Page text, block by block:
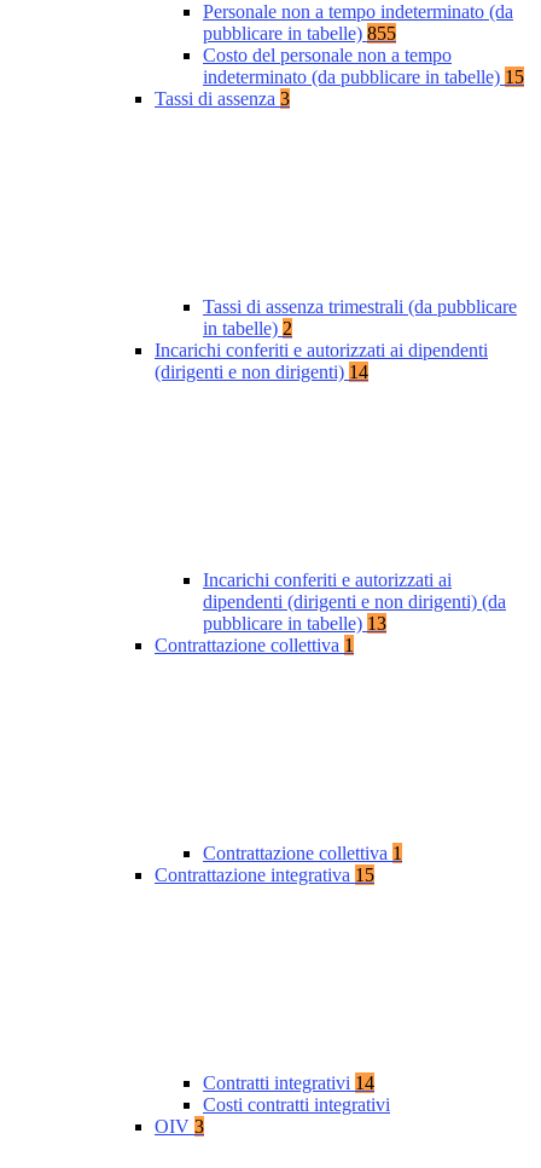
Personale non a tempo indeterminato (da
pubblicare in tabelle) 855
Costo del personale non a tempo
indeterminato (da pubblicare in tabelle) 15
Tassi di assenza 3
Tassi di assenza trimestrali (da pubblicare
in tabelle) 2
Incarichi conferiti e autorizzati ai dipendenti
(dirigenti e non dirigenti) 14
Incarichi conferiti e autorizzati ai
dipendenti (dirigenti e non dirigenti) (da
pubblicare in tabelle) 13
Contrattazione collettiva 1
Contrattazione collettiva 1
Contrattazione integrativa 15
Contratti integrativi 14
Costi contratti integrativi
OIV 3